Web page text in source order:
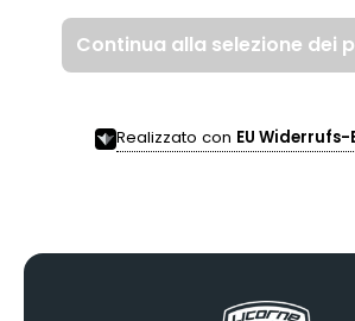
Continua alla selezione dei
Realizzato con EU